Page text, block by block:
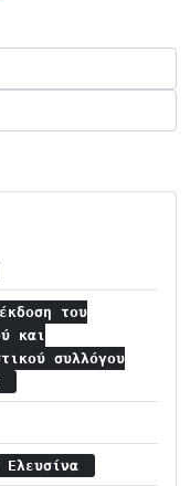
του
και
συλλόγου